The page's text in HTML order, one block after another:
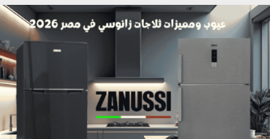
عيوب
ومميزات
زانوسي
في
مصر